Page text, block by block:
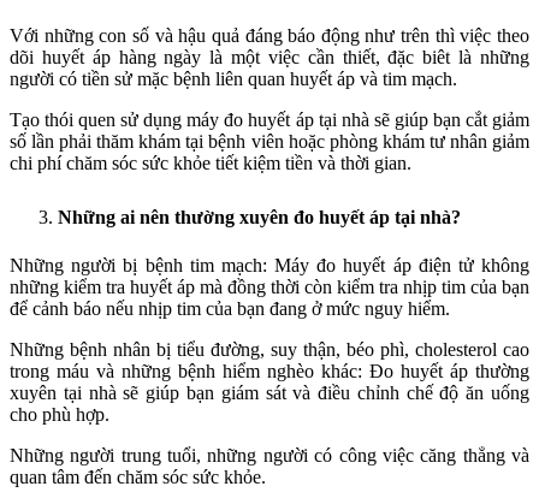
Với những con số và hậu quả đáng báo động như trên thì việc theo
dõi huyết áp hàng ngày là một việc cần thiết, đặc biêt là những
người có tiền sử mặc bệnh liên quan huyết áp và tim mạch.
Tạo thói quen sử dụng máy đo huyết áp tại nhà sẽ giúp bạn cắt giảm
số lần phải thăm khám tại bệnh viên hoặc phòng khám tư nhân giảm
chi phí chăm sóc sức khỏe tiết kiệm tiền và thời gian.
Những ai nên thường xuyên đo huyết áp tại nhà?
Những người bị bệnh tim mạch: Máy đo huyết áp điện tử không
những kiểm tra huyết áp mà đồng thời còn kiểm tra nhịp tim của bạn
để cảnh báo nếu nhịp tim của bạn đang ở mức nguy hiểm.
Những bệnh nhân bị tiểu đường, suy thận, béo phì, cholesterol cao
trong máu và những bệnh hiểm nghèo khác: Đo huyết áp thường
xuyên tại nhà sẽ giúp bạn giám sát và điều chỉnh chế độ ăn uống
cho phù hợp.
Những người trung tuổi, những người có công việc căng thẳng và
quan tâm đến chăm sóc sức khỏe.